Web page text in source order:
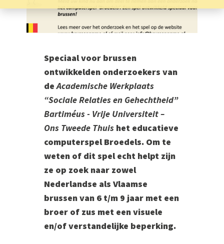
Speciaal voor brussen
ontwikkelden onderzoekers van
deAcademische Werkplaats
“Sociale Relaties en Gehechtheid”
Bartiméus - Vrije Universiteit –
Ons Tweede Thuis het educatieve
computerspel Broedels. Om te
weten of dit spel echt helpt zijn
ze op zoek naar zowel
Nederlandse als Vlaamse
brussen van 6 t/m 9 jaar met een
broer of zus met een visuele
en/of verstandelijke beperking.